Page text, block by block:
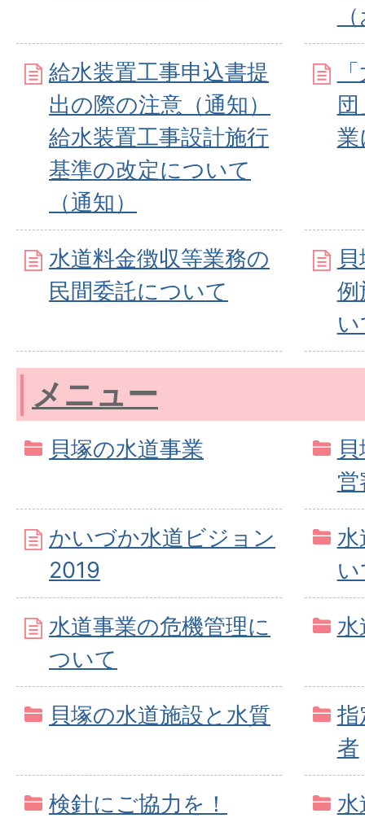
給水装置工事申込書提
出の際の注意（通知）
給水装置工事設計施行
基準の改定について
（通知）
水道料金徴収等業務の
民間委託について
例
メニュー
貝塚の水道事業
営
かいづか水道ビジョン
2019
水
水道事業の危機管理に
ついて
水
貝塚の水道施設と水質
指
者
検針にご協力を！
水